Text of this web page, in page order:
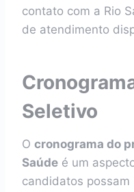
contato com a Rio
de atendimento
Seletivo
O cronograma do
Saúde é um
candidatos possam